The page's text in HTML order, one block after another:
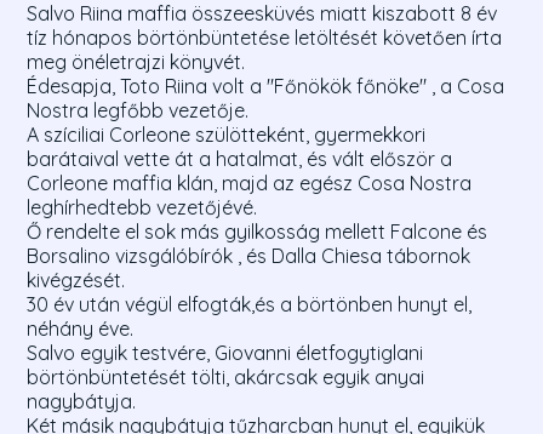
Salvo Riina maffia összeesküvés miatt kiszabott 8 év
tíz hónapos börtönbüntetése letöltését követően írta
meg önéletrajzi könyvét.
Édesapja, Toto Riina volt a "Főnökök főnöke" , a Cosa
Nostra legfőbb vezetője.
A szíciliai Corleone szülötteként, gyermekkori
barátaival vette át a hatalmat, és vált először a
Corleone maffia klán, majd az egész Cosa Nostra
leghírhedtebb vezetőjévé.
Ő rendelte el sok más gyilkosság mellett Falcone és
Borsalino vizsgálóbírók , és Dalla Chiesa tábornok
kivégzését.
30 év után végül elfogták,és a börtönben hunyt el,
néhány éve.
Salvo egyik testvére, Giovanni életfogytiglani
börtönbüntetését tölti, akárcsak egyik anyai
nagybátyja.
Két másik nagybátyja tűzharcban hunyt el, egyikük